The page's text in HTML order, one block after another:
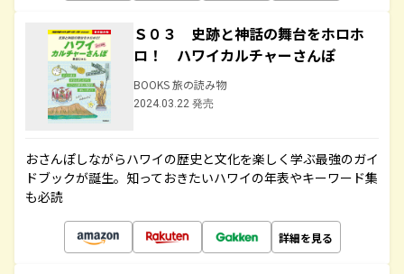
Ｓ０３ 史跡と神話の舞台をホロホ
ロ！ ハワイカルチャーさんぽ
BOOKS 旅の読み物
2024.03.22 発売
おさんぽしながらハワイの歴史と文化を楽しく学ぶ最強のガイ
ドブックが誕生。知っておきたいハワイの年表やキーワード集
も必読
詳細を見る